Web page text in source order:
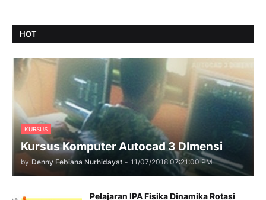
HOT
KURSUS
Kursus Komputer Autocad 3 DImensi
by Denny Febiana Nurhidayat - 11/07/2018 07:21:00 PM
Pelajaran IPA Fisika Dinamika Rotasi